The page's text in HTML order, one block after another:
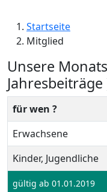
Startseite
Mitglied
Unsere
Jahresbeiträge
für wen ?
Erwachsene
Kinder, Jugendliche
gültig ab 01.01.2019